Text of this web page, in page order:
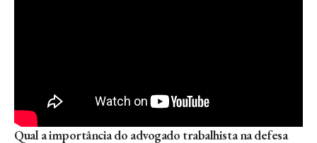
Qual a importância do advogado trabalhista na defesa